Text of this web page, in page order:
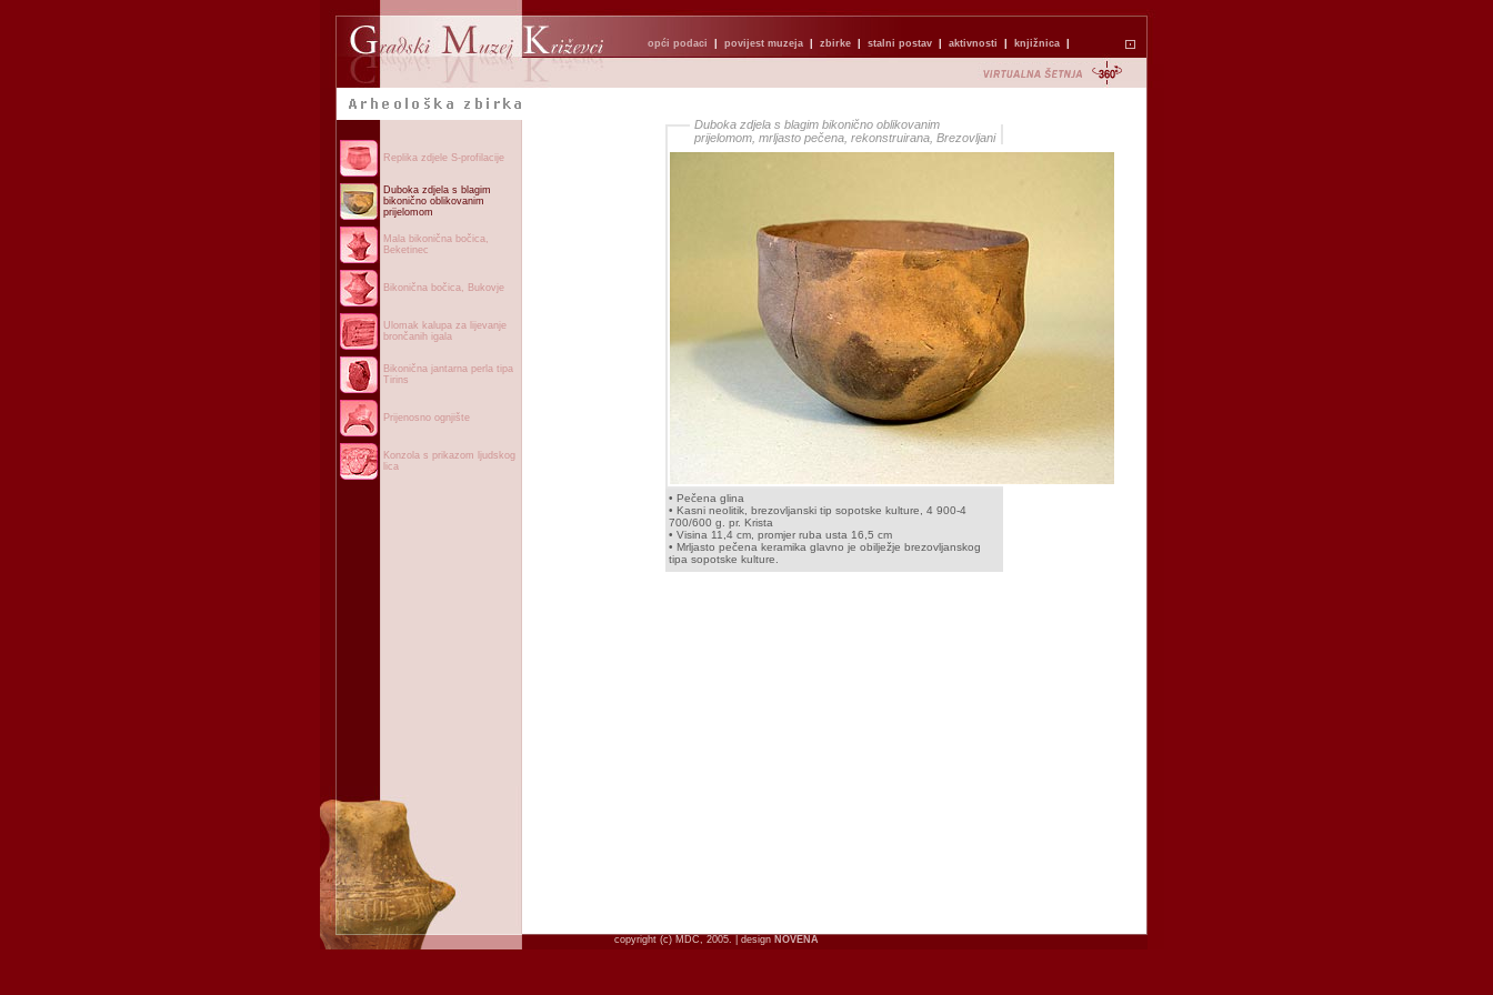
opći podaci povijest muzeja zbirke stalni postav aktivnosti knjižnica
Replika zdjele S-profilacije
Duboka zdjela s blagim
bikonično oblikovanim
prijelomom
Mala bikonična bočica,
Beketinec
Bikonična bočica, Bukovje
Ulomak kalupa za lijevanje
brončanih igala
Bikonična jantarna perla tipa
Tirins
Prijenosno ognjište
Konzola s prikazom ljudskog
lica
Duboka zdjela s blagim bikonično oblikovanim
prijelomom, mrljasto pečena, rekonstruirana, Brezovljani
• Pečena glina
• Kasni neolitik, brezovljanski tip sopotske kulture, 4 900-4
700/600 g. pr. Krista
• Visina 11,4 cm, promjer ruba usta 16,5 cm
• Mrljasto pečena keramika glavno je obilježje brezovljanskog
tipa sopotske kulture.
copyright (c) MDC, 2005. | design NOVENA